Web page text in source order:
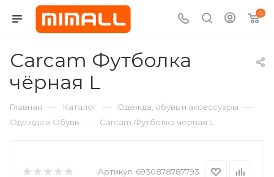
0
Carcam Футболка
чёрная L
Главная — Каталог — Одежда, обувь и аксессуары —
Одежда и Обувь — Carcam Футболка чёрная L
Артикул: 6930878787793